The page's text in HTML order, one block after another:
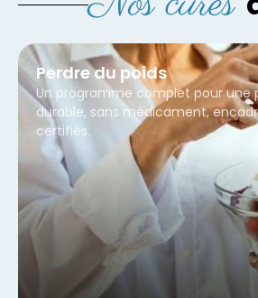
Perdre du poids
Un programme complet pour une
durable, sans médicament,
certifiés.